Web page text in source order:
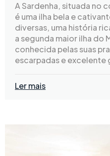
A Sardenha, situada no
é uma ilha bela e
diversas, uma história
a segunda maior ilha do
conhecida pelas suas
escarpadas e excelente
Ler mais